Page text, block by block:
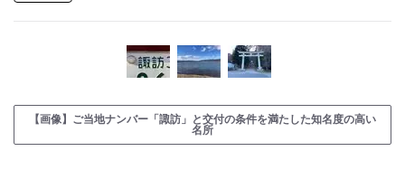
【画像】ご当地ナンバー「諏訪」と交付の条件を満たした知名度の高い
名所